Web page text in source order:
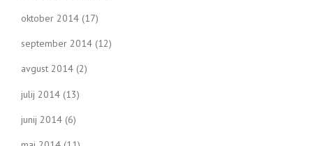
oktober 2014 (17)
september 2014 (12)
avgust 2014 (2)
julij 2014 (13)
junij 2014 (6)